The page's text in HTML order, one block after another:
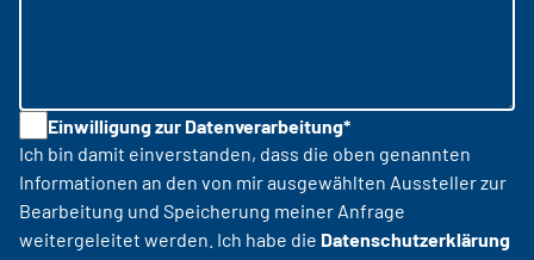
Einwilligung zur Datenverarbeitung*
Ich bin damit einverstanden, dass die oben genannten
Informationen an den von mir ausgewählten Aussteller zur
Bearbeitung und Speicherung meiner Anfrage
weitergeleitet werden. Ich habe die Datenschutzerklärung